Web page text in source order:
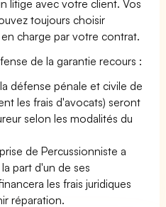
litige avec votre client. Vos
toujours choisir
charge par votre contrat.
de la garantie recours :
défense pénale et civile de
les frais d'avocats) seront
selon les modalités du
de Percussionniste a
part d'un de ses
les frais juridiques
réparation.